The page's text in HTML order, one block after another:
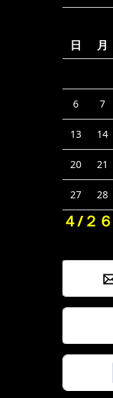
日
月
6 7
13 14
20 21
27 28
４/２